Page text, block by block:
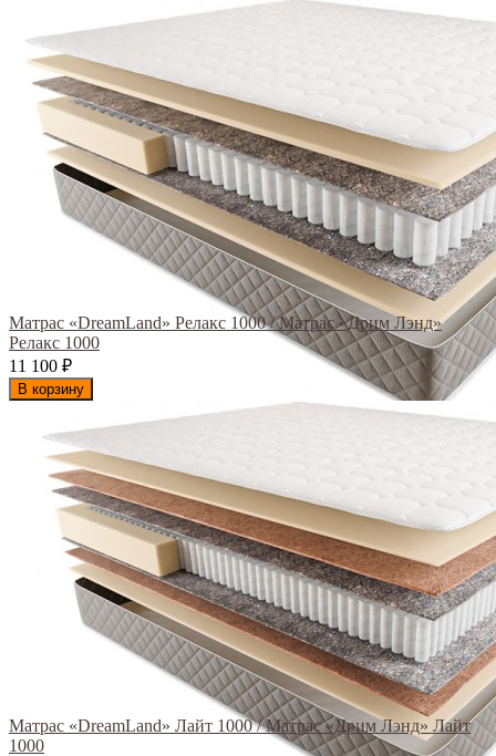
Матрас «DreamLand» Релакс 1000 / Матрас «Дрим Лэнд»
Релакс 1000
11 100 ₽
В корзину
Матрас «DreamLand» Лайт 1000 / Матрас «Дрим Лэнд» Лайт
1000